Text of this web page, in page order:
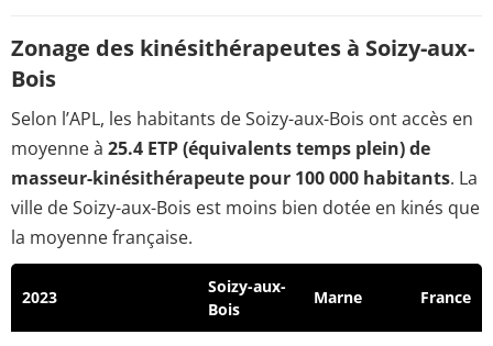
Zonage des kinésithérapeutes à Soizy-aux-
Bois
Selon l’APL, les habitants de Soizy-aux-Bois ont accès en
moyenne à 25.4 ETP (équivalents temps plein) de
masseur-kinésithérapeute pour 100 000 habitants. La
ville de Soizy-aux-Bois est moins bien dotée en kinés que
la moyenne française.
2023
Soizy-aux-
Bois
Marne France